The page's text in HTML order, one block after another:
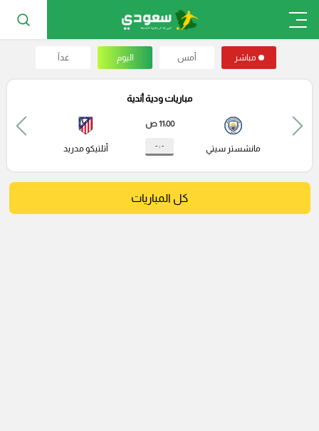
مباشر أمس اليوم غداً
مباريات ودية أندية
مانشستر سيتي
11:00 ص
- : - أتلتيكو مدريد
كل المباريات